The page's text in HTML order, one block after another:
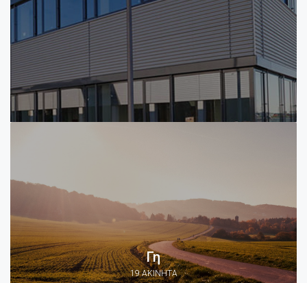
Γη
19 ΑΚΊΝΗΤΑ